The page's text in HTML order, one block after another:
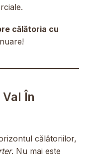
călătoria cu
În
călătoriilor,
. Nu mai este